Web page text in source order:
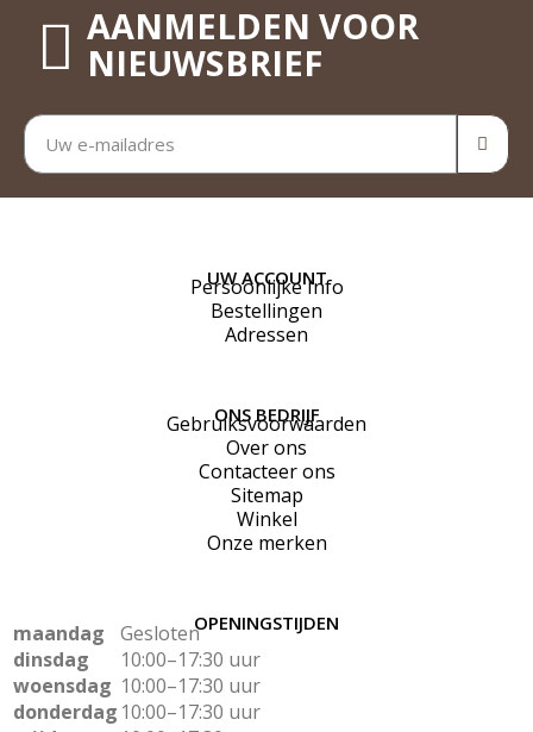
AANMELDEN VOOR
NIEUWSBRIEF
UW ACCOUNT
Persoonlijke Info
Bestellingen
Adressen
ONS BEDRIJF
Gebruiksvoorwaarden
Over ons
Contacteer ons
Sitemap
Winkel
Onze merken
OPENINGSTIJDEN
maandag
Gesloten
dinsdag
10:00–17:30 uur
woensdag 10:00–17:30 uur
donderdag 10:00–17:30 uur